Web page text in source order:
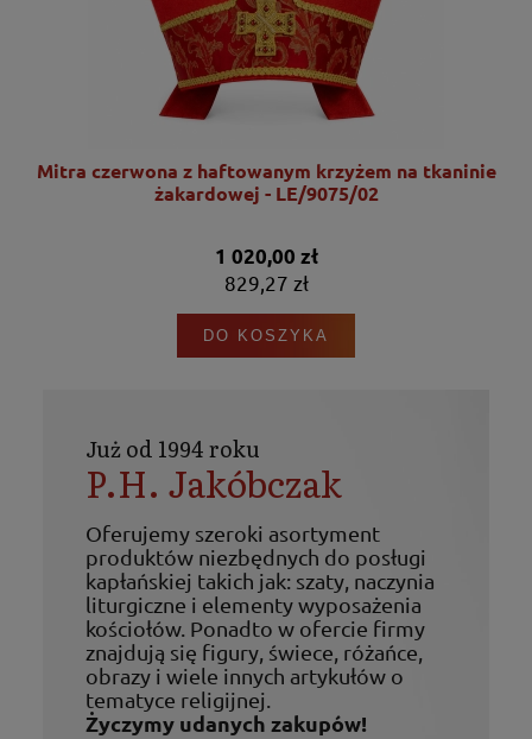
Mitra czerwona z haftowanym krzyżem na tkaninie
żakardowej - LE/9075/02
1 020,00 zł
829,27 zł
DO KOSZYKA
Już od 1994 roku
P.H. Jakóbczak
Oferujemy szeroki asortyment
produktów niezbędnych do posługi
kapłańskiej takich jak: szaty, naczynia
liturgiczne i elementy wyposażenia
kościołów. Ponadto w ofercie firmy
znajdują się figury, świece, różańce,
obrazy i wiele innych artykułów o
tematyce religijnej.
Życzymy udanych zakupów!